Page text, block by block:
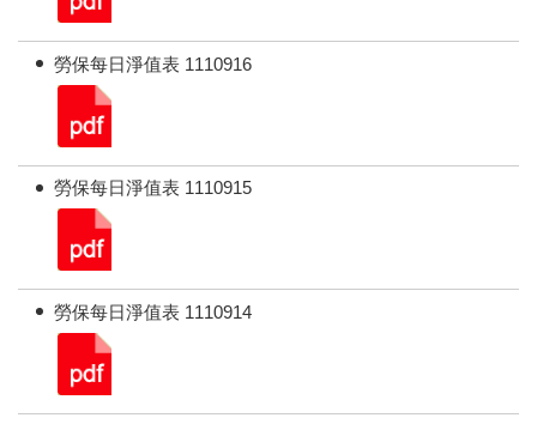
勞保每日淨值表 1110916
勞保每日淨值表 1110915
勞保每日淨值表 1110914